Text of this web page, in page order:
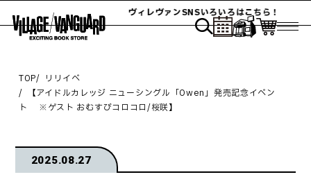
ヴィレヴァンSNSいろいろはこちら！
TOP
リリイベ
【アイドルカレッジ ニューシングル「Owen」発売記念イベン
ト ※ゲスト おむすびコロコロ/桜咲】
2025.08.27